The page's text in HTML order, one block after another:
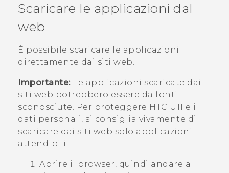
VIVERSE
ASSISTENZA
Accessori e dispositivi HTC
Scaricare le applicazioni dal
web
È possibile scaricare le applicazioni
direttamente dai siti web.
Importante:Le applicazioni scaricate dai
siti web potrebbero essere da fonti
sconosciute. Per proteggere HTC U11 e i
dati personali, si consiglia vivamente di
scaricare dai siti web solo applicazioni
attendibili.
Aprire il browser, quindi andare al